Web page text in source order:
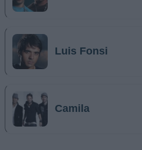
Luis Fonsi
Camila